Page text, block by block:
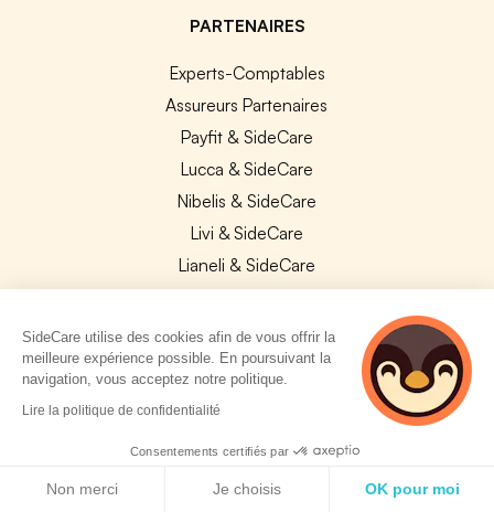
PARTENAIRES
Experts-Comptables
Assureurs Partenaires
Payfit & SideCare
Lucca & SideCare
Nibelis & SideCare
Livi & SideCare
Lianeli & SideCare
API SideCare
Les SIRH / Systèmes de paie connectés
A PROPOS
Se connecter
SideCare utilise des cookies afin de vous offrir la
meilleure expérience possible. En poursuivant la
navigation, vous acceptez notre politique.
Lire la politique de confidentialité
Consentements certifiés par
Non merci Je choisis OK pour moi
2 personnes
consultent
actuellement cette